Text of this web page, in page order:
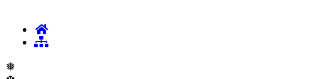
❅